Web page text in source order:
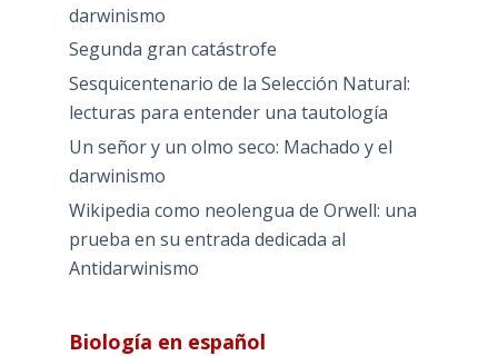
darwinismo
Segunda gran catástrofe
Sesquicentenario de la Selección Natural:
lecturas para entender una tautología
Un señor y un olmo seco: Machado y el
darwinismo
Wikipedia como neolengua de Orwell: una
prueba en su entrada dedicada al
Antidarwinismo
Biología en español